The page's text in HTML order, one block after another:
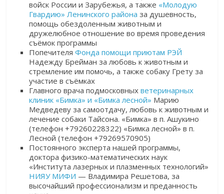
войск России и Зарубежья, а также «Молодую
Гвардию» Ленинского районаза душевность,
помощь обездоленным животным и
дружелюбное отношение во время проведения
съёмок программы
ПопечителяФонда помощи приютам РЭЙ
Надежду Брейман за любовь к животным и
стремление им помочь, а также собаку Грету за
участие в съёмках
Главного врача подмосковныхветеринарных
клиник «Бимка» и «Бимка лесной» Марию
Медведевуза самоотдачу, любовь к животным и
лечение собаки Тайсона. «Бимка» в п. Ашукино
(телефон +79260228322) «Бимка лесной» в п.
Лесной (телефон +79269570905)
Постоянного эксперта нашей программы,
доктора физико-математических наук
«Института лазерных и плазменных технологий»
НИЯУ МИФИ — Владимира Решетова, за
высочайший профессионализм и преданность